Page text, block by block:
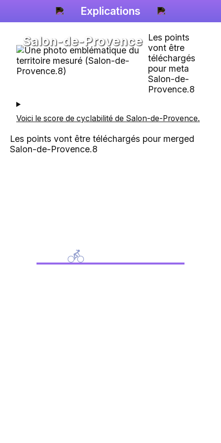
Explications
Salon-de-Provence
Les points
vont être
téléchargés
pour meta
Salon-de-
Provence.8
Voici le score de cyclabilité de Salon-de-Provence.
Les points vont être téléchargés pour merged
Salon-de-Provence.8